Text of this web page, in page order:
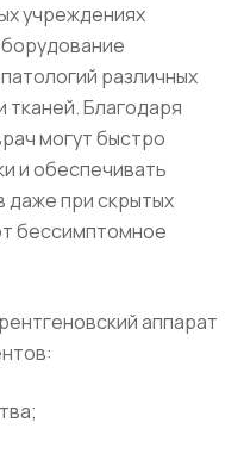
учреждениях
различных
тканей. Благодаря
могут быстро
и обеспечивать
даже при скрытых
бессимптомное
аппарат